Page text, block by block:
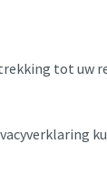
tot uw